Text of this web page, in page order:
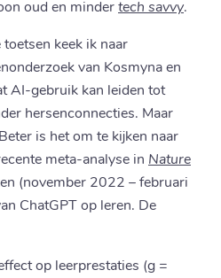
oud en minder tech savvy.
keek ik naar
van Kosmyna en
AI-gebruik kan leiden tot
hersenconnecties. Maar
is het om te kijken naar
meta-analyse in Nature
(november 2022 – februari
ChatGPT op leren. De
op leerprestaties (g =